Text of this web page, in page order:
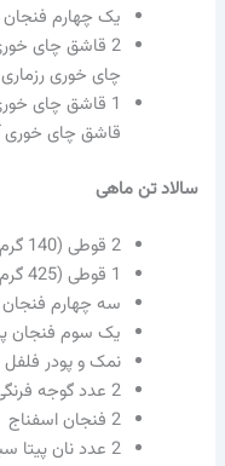
یک چهارم
2 قاشق چای
چای خوری
1 قاشق چای
قاشق چای
سالاد تن ماهی
2 قوطی (140 گرم) کنسرو تن ماهی بدون روغن
1 قوطی (425 گرم) کنسرو نخود بدون آب
سه چهارم
یک سوم فنجان
نمک و پودر فلفل
2 عدد گوجه فرنگی متوسط ورق شده
2 فنجان اسفناج
2 عدد نان پیتا سبوس دار